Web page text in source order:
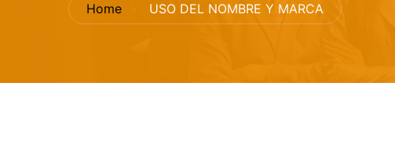
Home USO DEL NOMBRE Y MARCA